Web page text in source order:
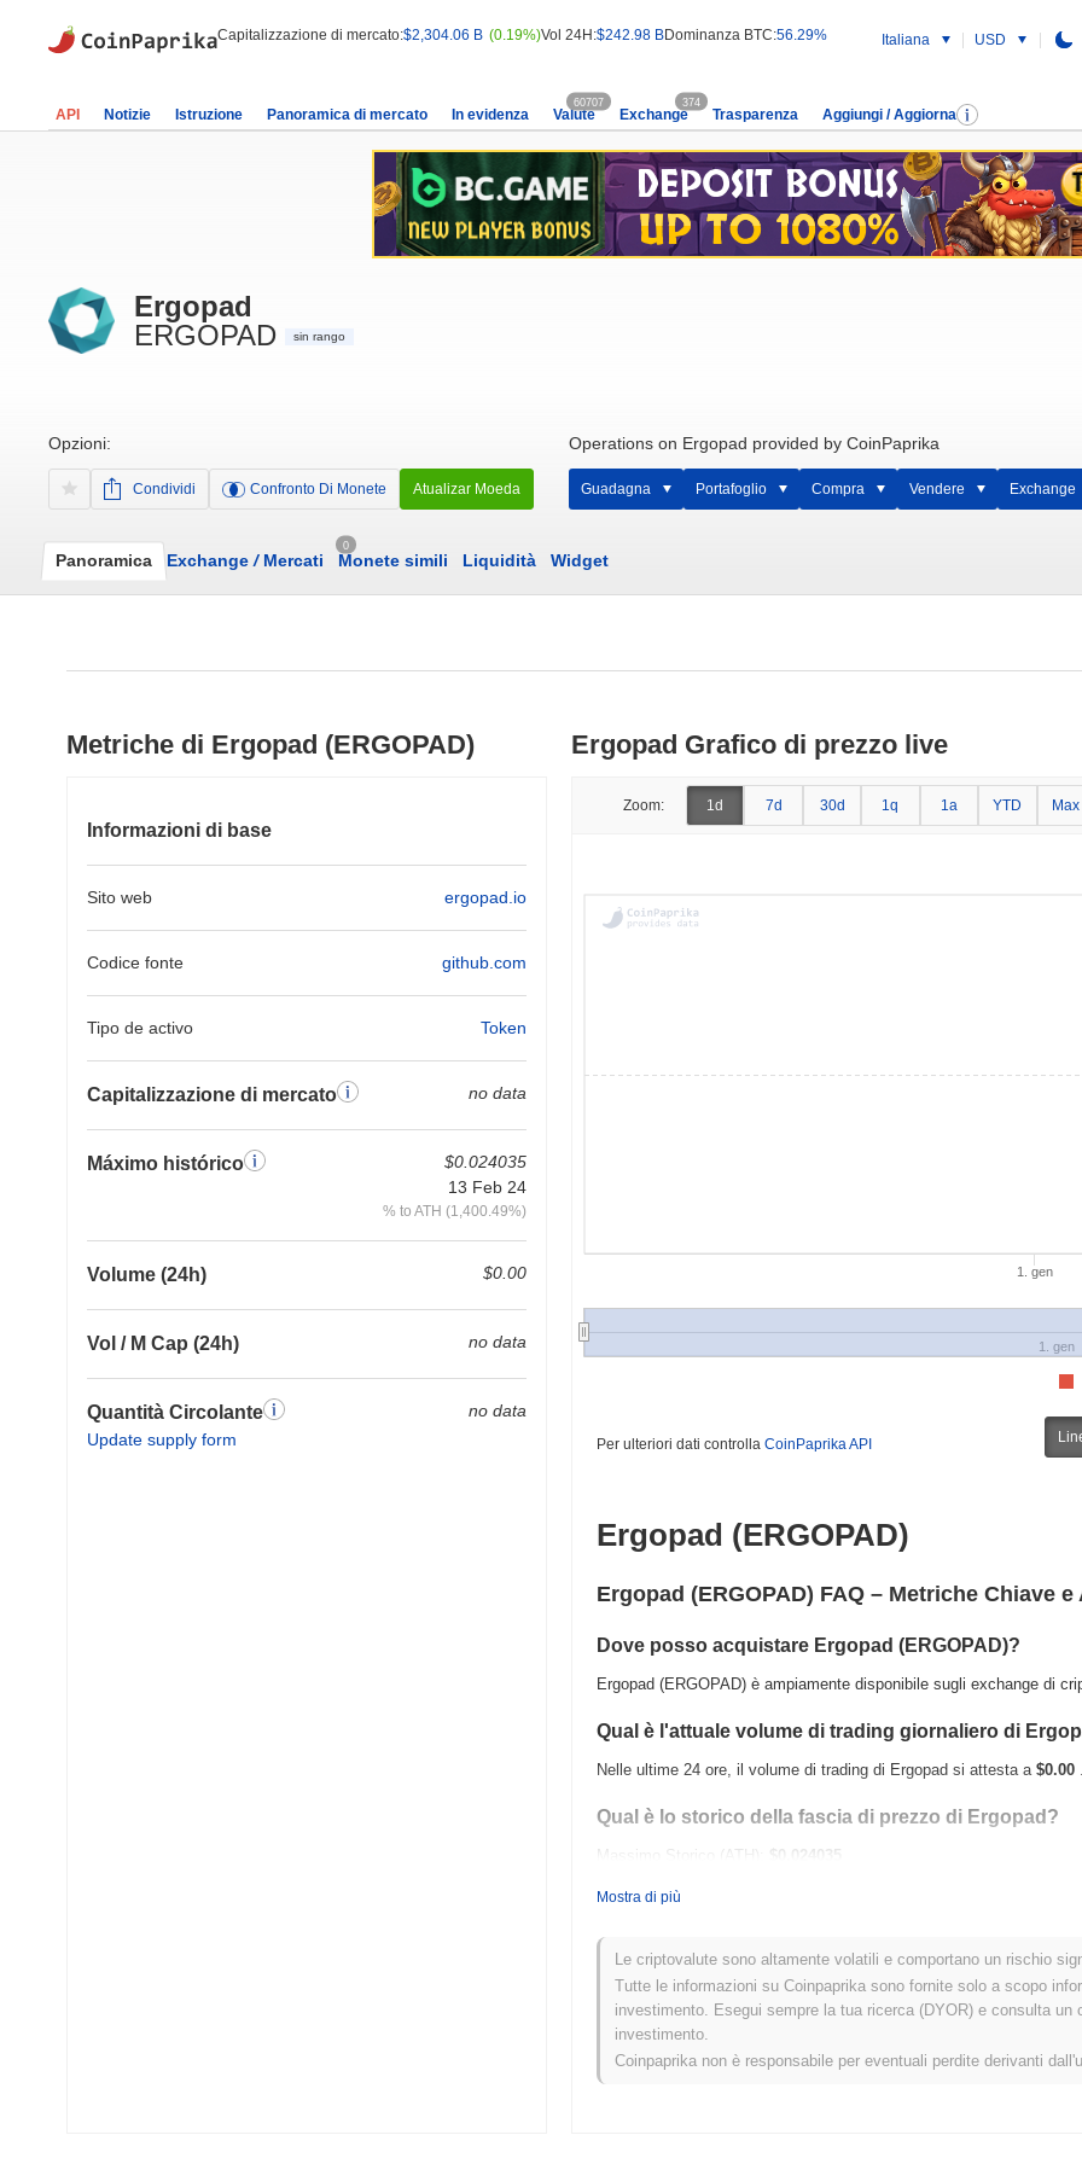
Capitalizzazione di mercato:$2,304.06 B (0.19%)Vol 24H:$242.98 BDominanza BTC:56.29% Italiana USD
API Notizie Istruzione Panoramica di mercato In evidenza Valute
60707
Exchange
374
Trasparenza Aggiungi / Aggiorna
Ergopad
ERGOPAD
sin rango
Opzioni:
Condividi Confronto Di Monete Atualizar Moeda
Operations on Ergopad provided by CoinPaprika
Guadagna Portafoglio Compra Vendere Exchange
Panoramica Exchange /Mercati
0
Monete simili Liquidità Widget
Metriche di Ergopad (ERGOPAD)
Informazioni di base
Sito web ergopad.io
Codice fonte github.com
Tipo de activo Token
Capitalizzazione di mercato no data
Máximo histórico
$0.024035
13 Feb 24
% to ATH (1,400.49%)
Volume (24h) $0.00
Vol / M Cap (24h) no data
Quantità Circolante
Update supply form
no data
Ergopad Grafico di prezzo live
Zoom: 1d 7d 30d 1q 1a YTD Max
1. gen
1. gen
Per ulteriori dati controlla CoinPaprika API
Ergopad (ERGOPAD)
Ergopad (ERGOPAD) FAQ – Metriche Chiave
Dove posso acquistare Ergopad (ERGOPAD)?
Ergopad (ERGOPAD) è ampiamente disponibile sugli exchange di
Qual è l'attuale volume di trading giornaliero di
Nelle ultime 24 ore, il volume di trading di Ergopad si attesta a $0.00 .
Qual è lo storico della fascia di prezzo di Ergopad?
Massimo Storico (ATH):
$0.024035
Come si sta comportando Ergopad rispetto al
Negli ultimi 7 giorni, Ergopad ha guadagnato0.00%,
del0.19%. Ciò indica un ritardo temporaneo nell'azione del prezzo
Mostra di più
Le criptovalute sono altamente volatili e comportano un rischio
Tutte le informazioni su Coinpaprika sono fornite solo a scopo
investimento. Esegui sempre la tua ricerca (DYOR) e consulta
investimento.
Coinpaprika non è responsabile per eventuali perdite derivanti